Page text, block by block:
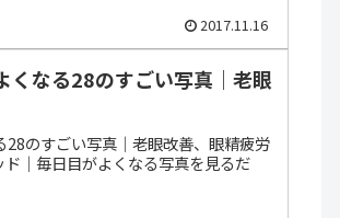
2017.11.16
くなる28のすごい写真｜老眼
のすごい写真｜老眼改善、眼精疲労
｜毎日目がよくなる写真を見るだ